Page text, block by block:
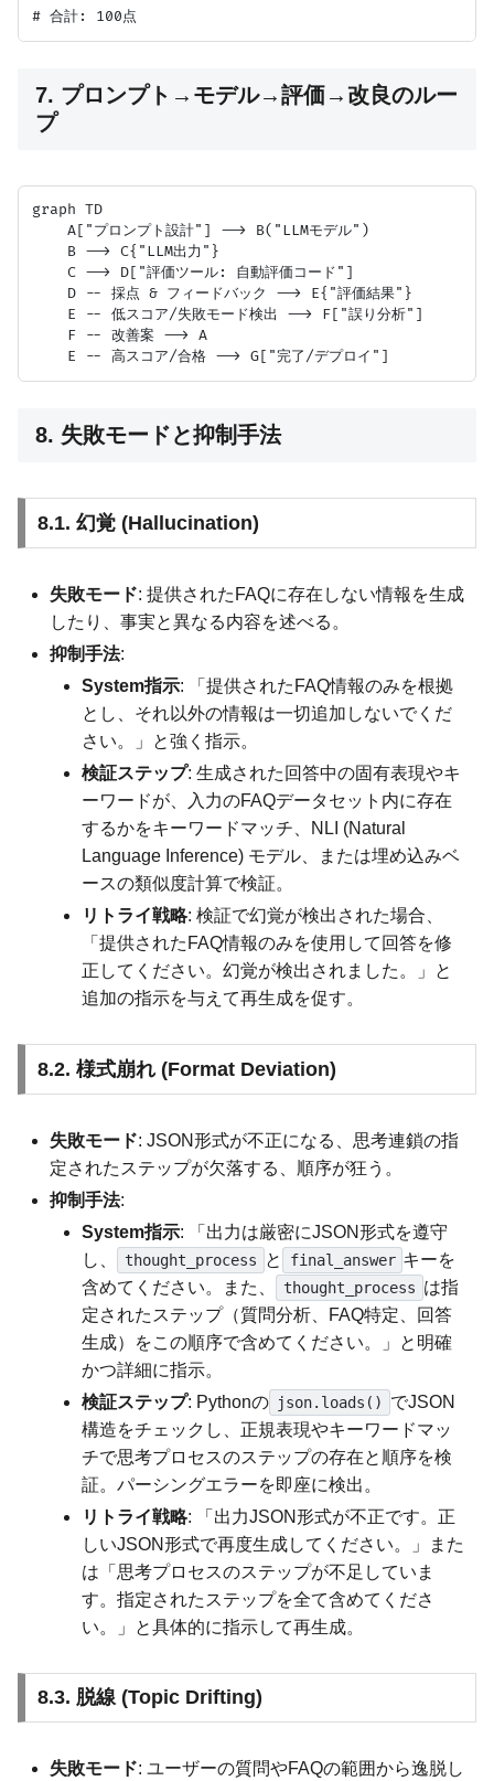
7. プロンプト→モデル→評価→改良のルー
プ
graph TD
    A["プロンプト設計"] --> B("LLMモデル")
    B --> C{"LLM出力"}
    C --> D["評価ツール: 自動評価コード"]
    D -- 採点 & フィードバック --> E{"評価結果"}
    E -- 低スコア/失敗モード検出 --> F["誤り分析"]
    F -- 改善案 --> A
8. 失敗モードと抑制手法
8.1. 幻覚 (Hallucination)
失敗モード: 提供されたFAQに存在しない情報を生成
したり、事実と異なる内容を述べる。
抑制手法:
System指示: 「提供されたFAQ情報のみを根拠
とし、それ以外の情報は一切追加しないでくだ
さい。」と強く指示。
検証ステップ: 生成された回答中の固有表現やキ
ーワードが、入力のFAQデータセット内に存在
するかをキーワードマッチ、NLI (Natural
Language Inference) モデル、または埋め込みベ
ースの類似度計算で検証。
リトライ戦略: 検証で幻覚が検出された場合、
「提供されたFAQ情報のみを使用して回答を修
正してください。幻覚が検出されました。」と
追加の指示を与えて再生成を促す。
8.2. 様式崩れ (Format Deviation)
失敗モード: JSON形式が不正になる、思考連鎖の指
定されたステップが欠落する、順序が狂う。
抑制手法:
System指示: 「出力は厳密にJSON形式を遵守
し、
thought_process と final_answer キーを
含めてください。また、
thought_process は指
定されたステップ（質問分析、FAQ特定、回答
生成）をこの順序で含めてください。」と明確
かつ詳細に指示。
検証ステップ: Pythonの json.loads()
でJSON
構造をチェックし、正規表現やキーワードマッ
チで思考プロセスのステップの存在と順序を検
証。パーシングエラーを即座に検出。
リトライ戦略: 「出力JSON形式が不正です。正
しいJSON形式で再度生成してください。」また
は「思考プロセスのステップが不足していま
す。指定されたステップを全て含めてくださ
い。」と具体的に指示して再生成。
8.3. 脱線 (Topic Drifting)
失敗モード: ユーザーの質問やFAQの範囲から逸脱し